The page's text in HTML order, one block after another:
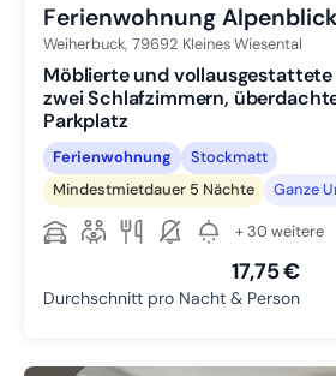
Ferienwohnung
Weiherbuck, 79692 Kleines Wiesental
Möblierte und
zwei Schlafzimmern,
Parkplatz
Ferienwohnung
Stockmatt
Mindestmietdauer 5 Nächte
Ganze
+ 30 weitere
17,75 €
Durchschnitt pro Nacht & Person